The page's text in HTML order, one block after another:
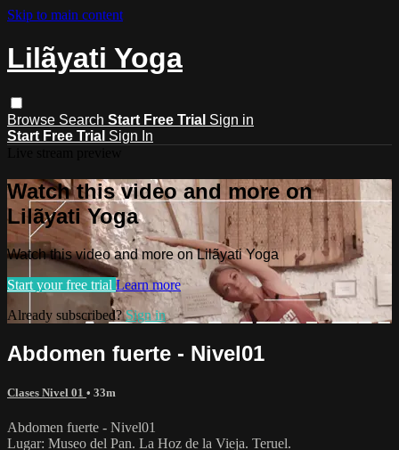
Skip to main content
Lilãyati Yoga
Browse Search Start Free Trial Sign in
Start Free Trial Sign In
Watch this video and more on
Lilãyati Yoga
Watch this video and more on Lilãyati Yoga
Start your free trial Learn more
Already subscribed?Sign in
Abdomen fuerte - Nivel01
Clases Nivel 01 • 33m
Abdomen fuerte - Nivel01
Lugar: Museo del Pan. La Hoz de la Vieja. Teruel.